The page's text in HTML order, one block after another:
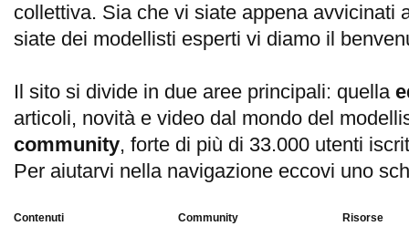
collettiva. Sia che vi siate appena avvicinati
siate dei modellisti esperti vi diamo il
Il sito si divide in due aree principali: quella
articoli, novità e video dal mondo del
community, forte di più di 33.000 utenti
Per aiutarvi nella navigazione eccovi uno
Contenuti
Community
Risorse